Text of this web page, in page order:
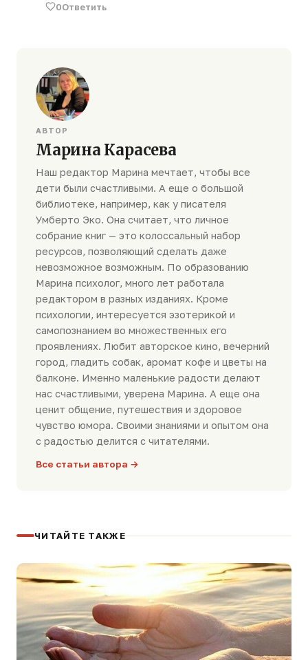
0Ответить
АВТОР
Марина Карасева
Наш редактор Марина мечтает, чтобы все
дети были счастливыми. А еще о большой
библиотеке, например, как у писателя
Умберто Эко. Она считает, что личное
собрание книг — это колоссальный набор
ресурсов, позволяющий сделать даже
невозможное возможным. По образованию
Марина психолог, много лет работала
редактором в разных изданиях. Кроме
психологии, интересуется эзотерикой и
самопознанием во множественных его
проявлениях. Любит авторское кино, вечерний
город, гладить собак, аромат кофе и цветы на
балконе. Именно маленькие радости делают
нас счастливыми, уверена Марина. А еще она
ценит общение, путешествия и здоровое
чувство юмора. Своими знаниями и опытом она
с радостью делится с читателями.
Все статьи автора →
ЧИТАЙТЕ ТАКЖЕ